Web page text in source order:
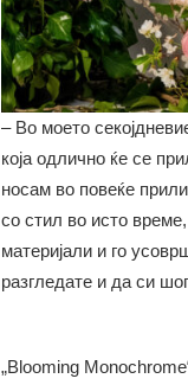
– Во моето
која одлично ќе се
носам во повеќе
со стил во исто
материјали и го
разгледате и да си
„Blooming